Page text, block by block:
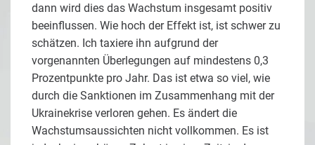
dann wird dies das Wachstum insgesamt positiv
beeinflussen. Wie hoch der Effekt ist, ist schwer zu
schätzen. Ich taxiere ihn aufgrund der
vorgenannten Überlegungen auf mindestens 0,3
Prozentpunkte pro Jahr. Das ist etwa so viel, wie
durch die Sanktionen im Zusammenhang mit der
Ukrainekrise verloren gehen. Es ändert die
Wachstumsaussichten nicht vollkommen. Es ist